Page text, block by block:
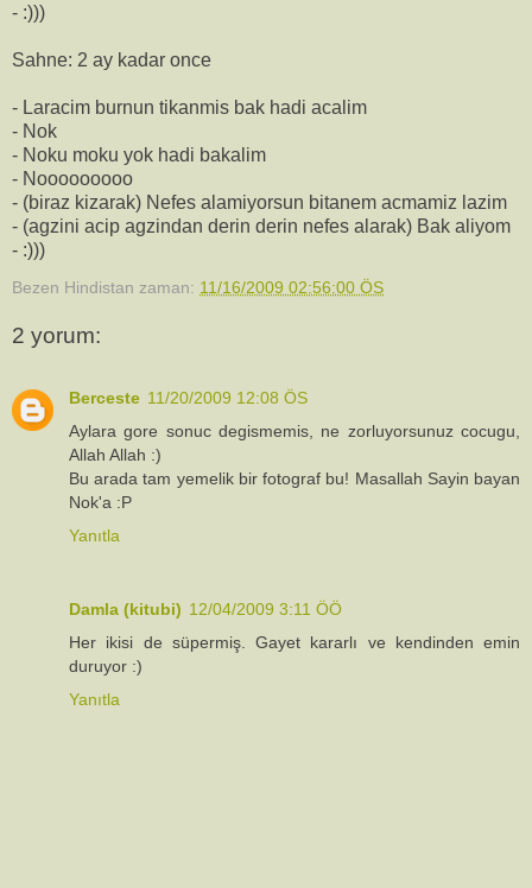
- :)))
Sahne: 2 ay kadar once
- Laracim burnun tikanmis bak hadi acalim
- Nok
- Noku moku yok hadi bakalim
- Nooooooooo
- (biraz kizarak) Nefes alamiyorsun bitanem acmamiz lazim
- (agzini acip agzindan derin derin nefes alarak) Bak aliyom
- :)))
Bezen Hindistan zaman: 11/16/2009 02:56:00 ÖS
2 yorum:
Berceste 11/20/2009 12:08 ÖS
Aylara gore sonuc degismemis, ne zorluyorsunuz cocugu,
Allah Allah :)
Bu arada tam yemelik bir fotograf bu! Masallah Sayin bayan
Nok'a :P
Yanıtla
Damla (kitubi) 12/04/2009 3:11 ÖÖ
Her ikisi de süpermiş. Gayet kararlı ve kendinden emin
duruyor :)
Yanıtla